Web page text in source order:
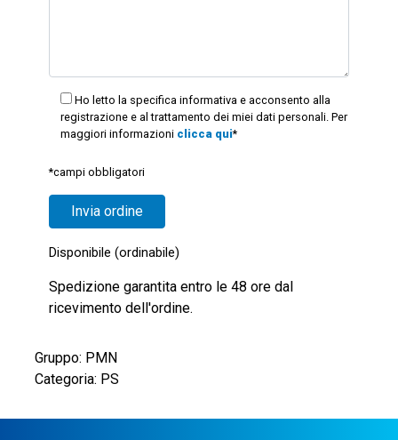
Ho letto la specifica informativa e acconsento alla
registrazione e al trattamento dei miei dati personali. Per
maggiori informazioni clicca qui*
*campi obbligatori
Disponibile (ordinabile)
Spedizione garantita entro le 48 ore dal
ricevimento dell'ordine.
Gruppo: PMN
Categoria: PS